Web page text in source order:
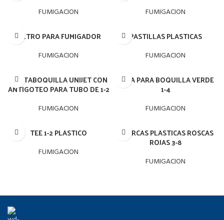
FUMIGACION FUMIGACION
FILTRO PARA FUMIGADOR
FUMIGACION
PASTILLAS PLASTICAS
FUMIGACION
PORTABOQUILLA UNIJET CON
ANTIGOTEO PARA TUBO DE 1-2
FUMIGACION
TAPA PARA BOQUILLA VERDE
1-4
FUMIGACION
TEE 1-2 PLASTICO
FUMIGACION
TUERCAS PLASTICAS ROSCAS
ROJAS 3-8
FUMIGACION